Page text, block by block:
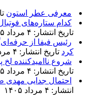
معرفی عطر استون
کدام ستاره‌های
تاریخ انتشار: ۴ مرداد ۱۴۰۵
رئیس فیفا از
کرد تاریخ انتشار: ۴ مرداد ۱۴۰۵
شروع ناامیدکننده لخ
تاریخ انتشار: ۴ مرداد ۱۴۰۵
احتمال جدایی
انتشار: ۴ مرداد ۱۴۰۵